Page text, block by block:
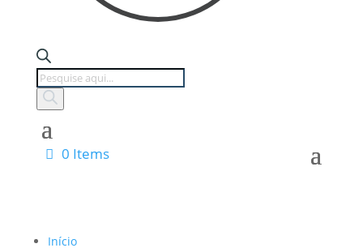
Products
search
0 Items
Início